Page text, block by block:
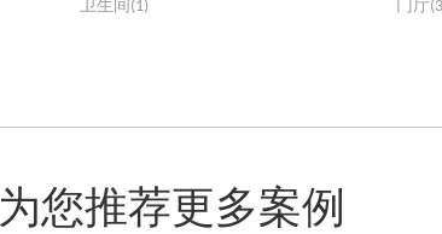
卫生间(1) 门厅
为您推荐更多案例